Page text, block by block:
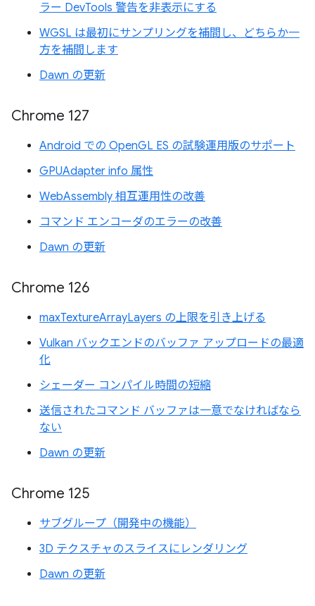
ラー DevTools 警告を非表示にする
WGSL は最初にサンプリングを補間し、どちらか一
方を補間します
Dawn の更新
Chrome 127
Android での OpenGL ES の試験運用版のサポート
GPUAdapter info 属性
WebAssembly 相互運用性の改善
コマンド エンコーダのエラーの改善
Dawn の更新
Chrome 126
maxTextureArrayLayers の上限を引き上げる
Vulkan バックエンドのバッファ アップロードの最適
化
シェーダー コンパイル時間の短縮
送信されたコマンド バッファは一意でなければなら
ない
Dawn の更新
Chrome 125
サブグループ（開発中の機能）
3D テクスチャのスライスにレンダリング
Dawn の更新